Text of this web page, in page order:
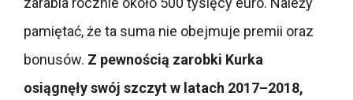
pamiętać, że ta suma nie obejmuje premii oraz
bonusów. Z pewnością zarobki Kurka
osiągnęły swój szczyt w latach 2017–2018,